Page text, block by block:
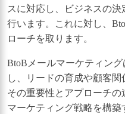
スに対応し、ビジネスの
行います。これに対し、
ローチを取ります。
BtoBメールマーケティン
し、リードの育成や顧客関
その重要性とアプローチ
マーケティング戦略を構築